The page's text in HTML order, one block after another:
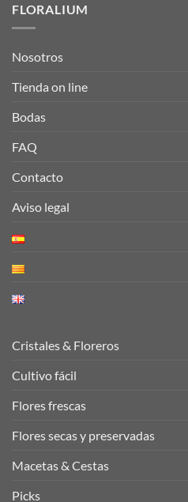
FLORALIUM
Nosotros
Tienda on line
Bodas
FAQ
Contacto
Aviso legal
Cristales & Floreros
Cultivo fácil
Flores frescas
Flores secas y preservadas
Macetas & Cestas
Picks